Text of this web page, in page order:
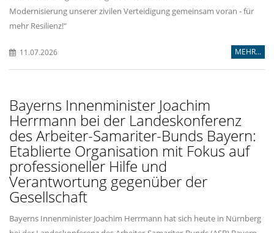
Modernisierung unserer zivilen Verteidigung gemeinsam voran - für
mehr Resilienz!"
11.07.2026 MEHR...
Bayerns Innenminister Joachim
Herrmann bei der Landeskonferenz
des Arbeiter-Samariter-Bunds Bayern:
Etablierte Organisation mit Fokus auf
professioneller Hilfe und
Verantwortung gegenüber der
Gesellschaft
Bayerns Innenminister Joachim Herrmann hat sich heute in Nürnberg